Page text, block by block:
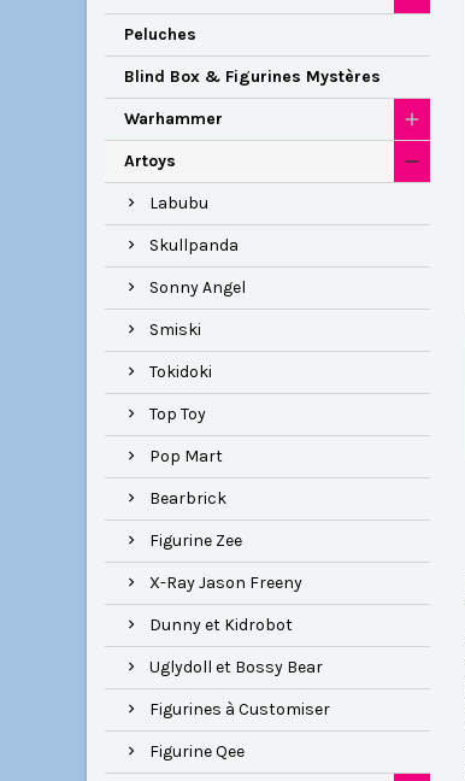
Peluches
Blind Box & Figurines Mystères
Warhammer
Artoys
Labubu
Skullpanda
Sonny Angel
Smiski
Tokidoki
Top Toy
Pop Mart
Bearbrick
Figurine Zee
X-Ray Jason Freeny
Dunny et Kidrobot
Uglydoll et Bossy Bear
Figurines à Customiser
Figurine Qee